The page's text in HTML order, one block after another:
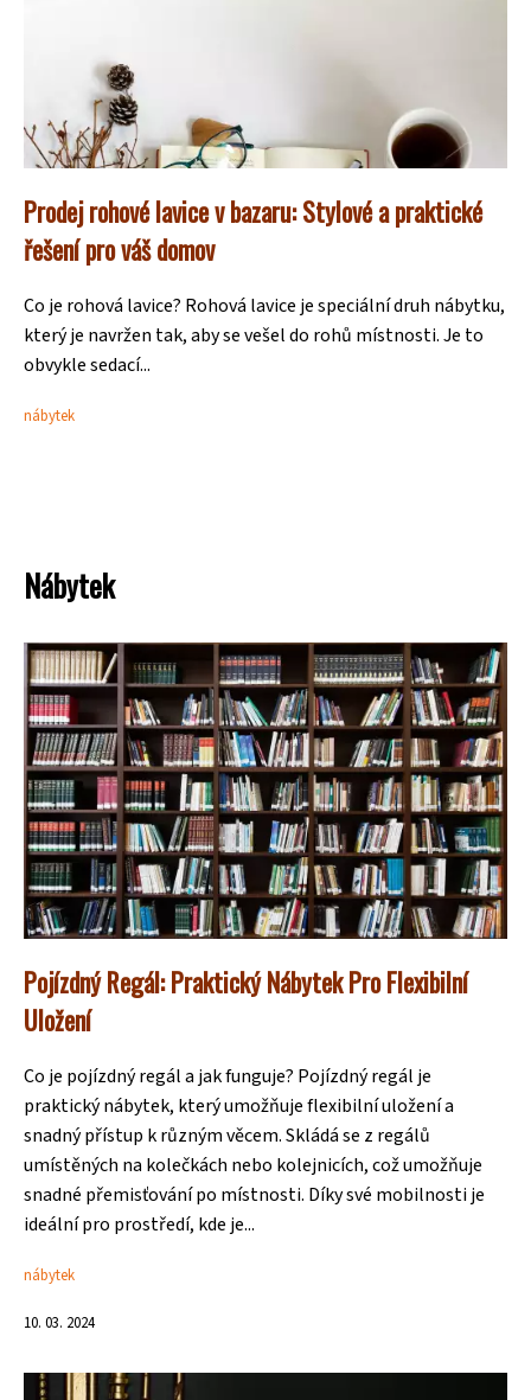
Prodej rohové lavice v bazaru: Stylové a praktické
řešení pro váš domov
Co je rohová lavice? Rohová lavice je speciální druh nábytku,
který je navržen tak, aby se vešel do rohů místnosti. Je to
obvykle sedací...
nábytek
Nábytek
Pojízdný Regál: Praktický Nábytek Pro Flexibilní
Uložení
Co je pojízdný regál a jak funguje? Pojízdný regál je
praktický nábytek, který umožňuje flexibilní uložení a
snadný přístup k různým věcem. Skládá se z regálů
umístěných na kolečkách nebo kolejnicích, což umožňuje
snadné přemisťování po místnosti. Díky své mobilnosti je
ideální pro prostředí, kde je...
nábytek
10. 03. 2024